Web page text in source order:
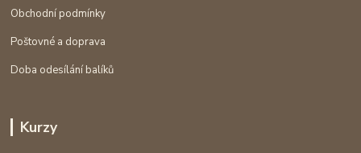
Obchodní podmínky
Poštovné a doprava
Doba odesílání balíků
Kurzy